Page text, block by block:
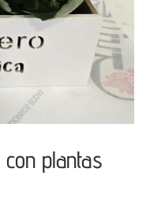
plantas